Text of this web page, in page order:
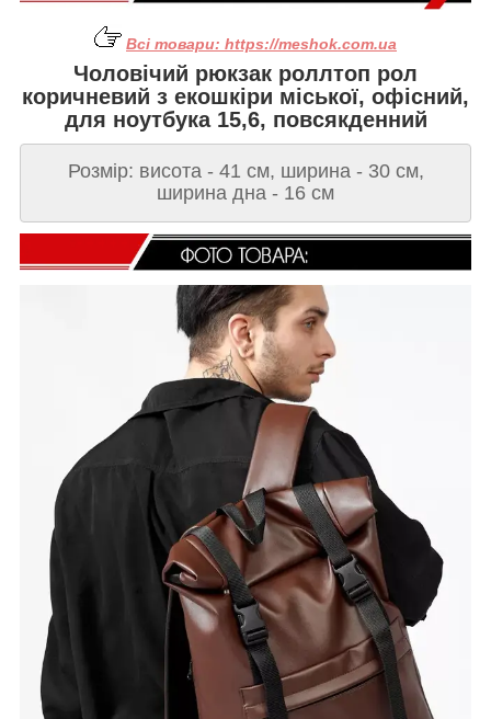
Всі товари: https://meshok.com.ua
Чоловічий рюкзак роллтоп рол
коричневий з екошкіри міської, офісний,
для ноутбука 15,6, повсякденний
Розмір: висота - 41 см, ширина - 30 см,
ширина дна - 16 см